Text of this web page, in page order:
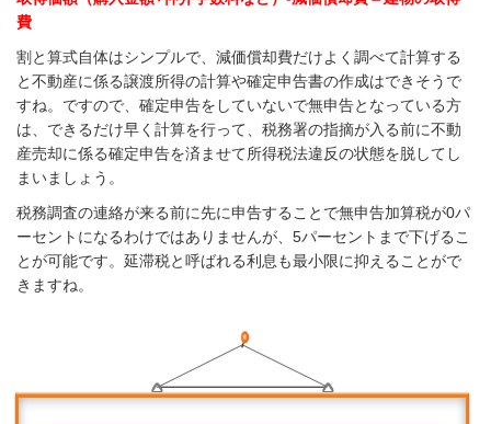
費
割と算式自体はシンプルで、減価償却費だけよく調べて計算する
と不動産に係る譲渡所得の計算や確定申告書の作成はできそうで
すね。ですので、確定申告をしていないで無申告となっている方
は、できるだけ早く計算を行って、税務署の指摘が入る前に不動
産売却に係る確定申告を済ませて所得税法違反の状態を脱してし
まいましょう。
税務調査の連絡が来る前に先に申告することで無申告加算税が0パ
ーセントになるわけではありませんが、5パーセントまで下げるこ
とが可能です。延滞税と呼ばれる利息も最小限に抑えることがで
きますね。